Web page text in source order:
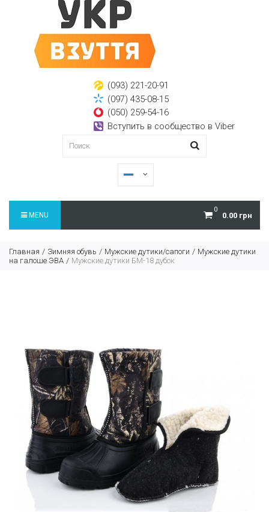
(093) 221-20-91
(097) 435-08-15
(050) 259-54-16
Вступить в сообщество в Viber
0
0.00 грн
MENU
Главная Зимняя обувь Мужские дутики/сапоги
Мужские дутики
на галоше ЭВА
Мужские дутики БМ-18 дубок